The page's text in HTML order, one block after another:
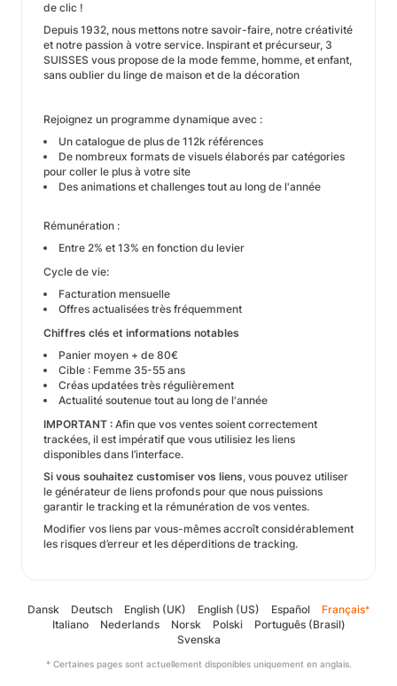
de clic !
Depuis 1932, nous mettons notre savoir-faire, notre créativité
et notre passion à votre service. Inspirant et précurseur, 3
SUISSES vous propose de la mode femme, homme, et enfant,
sans oublier du linge de maison et de la décoration
Rejoignez un programme dynamique avec :
Un catalogue de plus de 112k références
De nombreux formats de visuels élaborés par catégories
pour coller le plus à votre site
Des animations et challenges tout au long de l'année
Rémunération :
Entre 2% et 13% en fonction du levier
Cycle de vie:
Facturation mensuelle
Offres actualisées très fréquemment
Chiffres clés et informations notables
Panier moyen + de 80€
Cible : Femme 35-55 ans
Créas updatées très régulièrement
Actualité soutenue tout au long de l'année
​IMPORTANT : Afin que vos ventes soient correctement
trackées, il est impératif que vous utilisiez les liens
disponibles dans l’interface.
Si vous souhaitez customiser vos liens, vous pouvez utiliser
le générateur de liens profonds pour que nous puissions
garantir le tracking et la rémunération de vos ventes.
Modifier vos liens par vous-mêmes accroît considérablement
les risques d’erreur et les déperditions de tracking.
Dansk Deutsch English (UK) English (US) Español Français*
Italiano Nederlands Norsk Polski
Português (Brasil)
Svenska
* Certaines pages sont actuellement disponibles uniquement en anglais.